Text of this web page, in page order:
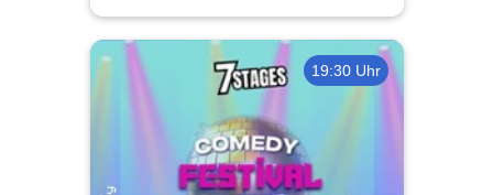
19:30 Uhr